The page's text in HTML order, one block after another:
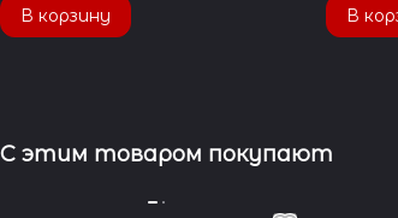
В корзину В
С этим товаром покупают